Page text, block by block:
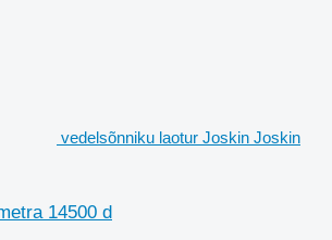
vedelsõnniku laotur Joskin Joskin
14500 d